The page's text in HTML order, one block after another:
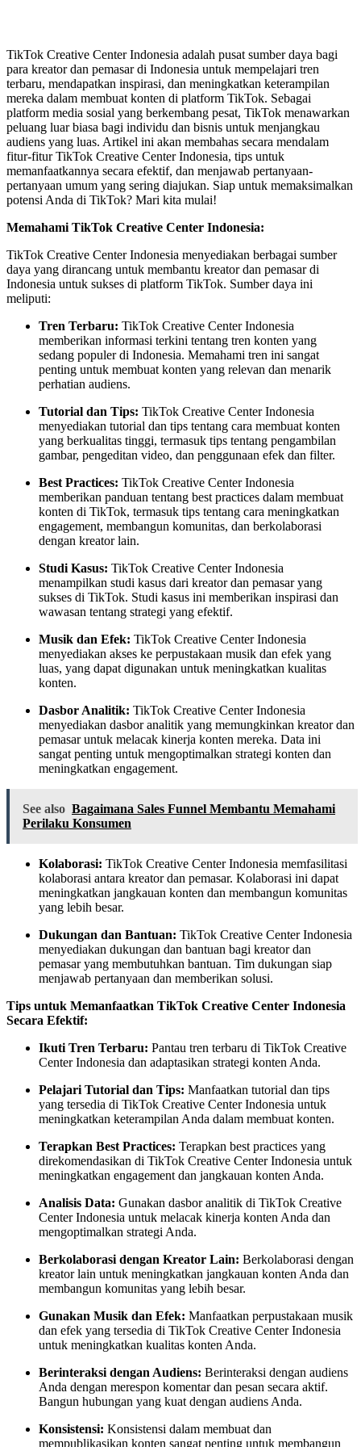
TikTok Creative Center Indonesia adalah pusat sumber daya bagi
para kreator dan pemasar di Indonesia untuk mempelajari tren
terbaru, mendapatkan inspirasi, dan meningkatkan keterampilan
mereka dalam membuat konten di platform TikTok. Sebagai
platform media sosial yang berkembang pesat, TikTok menawarkan
peluang luar biasa bagi individu dan bisnis untuk menjangkau
audiens yang luas. Artikel ini akan membahas secara mendalam
fitur-fitur TikTok Creative Center Indonesia, tips untuk
memanfaatkannya secara efektif, dan menjawab pertanyaan-
pertanyaan umum yang sering diajukan. Siap untuk memaksimalkan
potensi Anda di TikTok? Mari kita mulai!
Memahami TikTok Creative Center Indonesia:
TikTok Creative Center Indonesia menyediakan berbagai sumber
daya yang dirancang untuk membantu kreator dan pemasar di
Indonesia untuk sukses di platform TikTok. Sumber daya ini
meliputi:
Tren Terbaru: TikTok Creative Center Indonesia
memberikan informasi terkini tentang tren konten yang
sedang populer di Indonesia. Memahami tren ini sangat
penting untuk membuat konten yang relevan dan menarik
perhatian audiens.
Tutorial dan Tips: TikTok Creative Center Indonesia
menyediakan tutorial dan tips tentang cara membuat konten
yang berkualitas tinggi, termasuk tips tentang pengambilan
gambar, pengeditan video, dan penggunaan efek dan filter.
Best Practices: TikTok Creative Center Indonesia
memberikan panduan tentang best practices dalam membuat
konten di TikTok, termasuk tips tentang cara meningkatkan
engagement, membangun komunitas, dan berkolaborasi
dengan kreator lain.
Studi Kasus: TikTok Creative Center Indonesia
menampilkan studi kasus dari kreator dan pemasar yang
sukses di TikTok. Studi kasus ini memberikan inspirasi dan
wawasan tentang strategi yang efektif.
Musik dan Efek: TikTok Creative Center Indonesia
menyediakan akses ke perpustakaan musik dan efek yang
luas, yang dapat digunakan untuk meningkatkan kualitas
konten.
Dasbor Analitik: TikTok Creative Center Indonesia
menyediakan dasbor analitik yang memungkinkan kreator dan
pemasar untuk melacak kinerja konten mereka. Data ini
sangat penting untuk mengoptimalkan strategi konten dan
meningkatkan engagement.
See also Bagaimana Sales Funnel Membantu Memahami
Perilaku Konsumen
Kolaborasi: TikTok Creative Center Indonesia memfasilitasi
kolaborasi antara kreator dan pemasar. Kolaborasi ini dapat
meningkatkan jangkauan konten dan membangun komunitas
yang lebih besar.
Dukungan dan Bantuan: TikTok Creative Center Indonesia
menyediakan dukungan dan bantuan bagi kreator dan
pemasar yang membutuhkan bantuan. Tim dukungan siap
menjawab pertanyaan dan memberikan solusi.
Tips untuk Memanfaatkan TikTok Creative Center Indonesia
Secara Efektif:
Ikuti Tren Terbaru: Pantau tren terbaru di TikTok Creative
Center Indonesia dan adaptasikan strategi konten Anda.
Pelajari Tutorial dan Tips: Manfaatkan tutorial dan tips
yang tersedia di TikTok Creative Center Indonesia untuk
meningkatkan keterampilan Anda dalam membuat konten.
Terapkan Best Practices: Terapkan best practices yang
direkomendasikan di TikTok Creative Center Indonesia untuk
meningkatkan engagement dan jangkauan konten Anda.
Analisis Data: Gunakan dasbor analitik di TikTok Creative
Center Indonesia untuk melacak kinerja konten Anda dan
mengoptimalkan strategi Anda.
Berkolaborasi dengan Kreator Lain: Berkolaborasi dengan
kreator lain untuk meningkatkan jangkauan konten Anda dan
membangun komunitas yang lebih besar.
Gunakan Musik dan Efek: Manfaatkan perpustakaan musik
dan efek yang tersedia di TikTok Creative Center Indonesia
untuk meningkatkan kualitas konten Anda.
Berinteraksi dengan Audiens: Berinteraksi dengan audiens
Anda dengan merespon komentar dan pesan secara aktif.
Bangun hubungan yang kuat dengan audiens Anda.
Konsistensi: Konsistensi dalam membuat dan
mempublikasikan konten sangat penting untuk membangun